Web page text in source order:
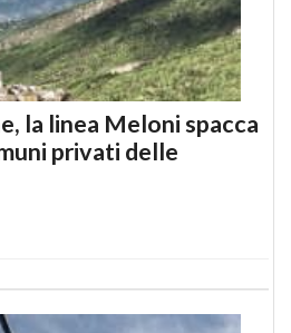
la linea Meloni spacca
privati delle